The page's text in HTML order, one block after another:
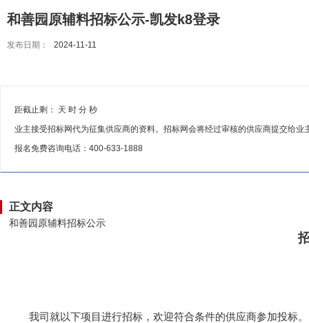
和善园原辅料招标公示-凯发k8登录
发布日期： 2024-11-11
距截止剩： 天 时 分 秒
业主接受招标网代为征集供应商的资料。招标网会将经过审核的供应商提交给业
报名免费咨询电话： 400-633-1888
正文内容
和善园原辅料招标公示
我司就以下项目进行招标，欢迎符合条件的供应商参加投标。